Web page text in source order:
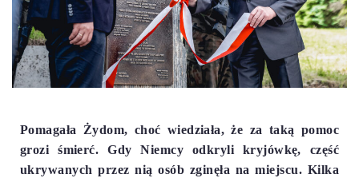
Pomagała Żydom, choć wiedziała, że za taką pomoc
grozi śmierć. Gdy Niemcy odkryli kryjówkę, część
ukrywanych przez nią osób zginęła na miejscu. Kilka